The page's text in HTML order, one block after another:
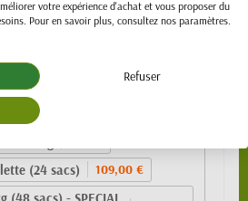
résineux- BIO PELLET
10kg
489,00 €
(24 sacs) 109,00 €
sacs) - SPECIAL
votre expérience d'achat et vous proposer du
Pour en savoir plus, consultez nos paramètres.
Refuser